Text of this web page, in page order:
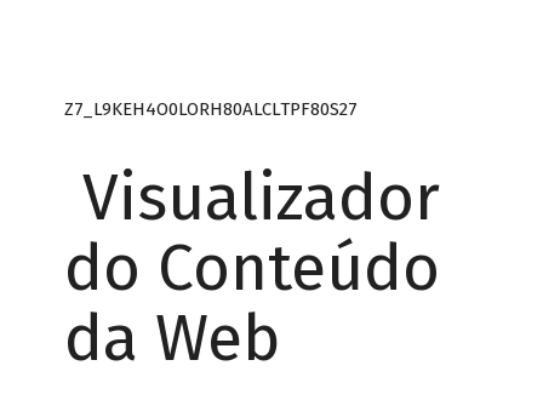
Z7_L9KEH4O0LORH80ALCLTPF80S27
Visualizador
do Conteúdo
da Web